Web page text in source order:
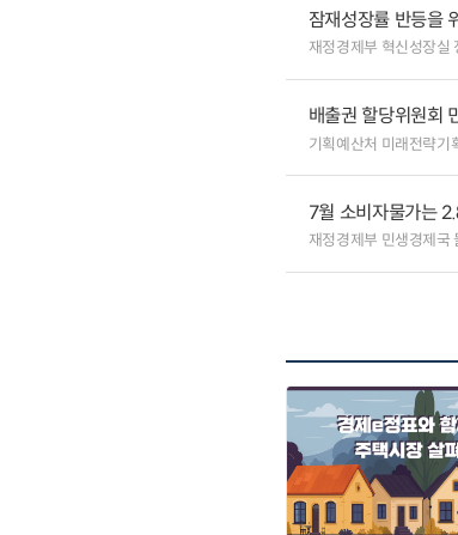
잠재성장률 반등을
재정경제부 혁신성장실
배출권 할당위원회
기획예산처 미래전략기
7월 소비자물가는
재정경제부 민생경제국